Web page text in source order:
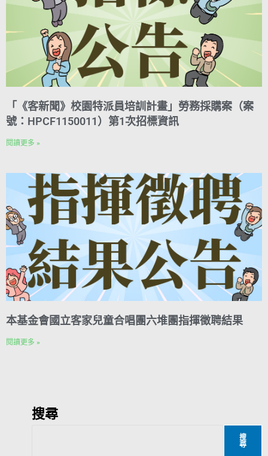
「《客新聞》校園特派員培訓計畫」勞務採購案（案
號：HPCF1150011）第1次招標資訊
閱讀更多 »
本基金會國立客家兒童合唱團六堆團指揮徵聘結果
閱讀更多 »
搜尋
搜
尋